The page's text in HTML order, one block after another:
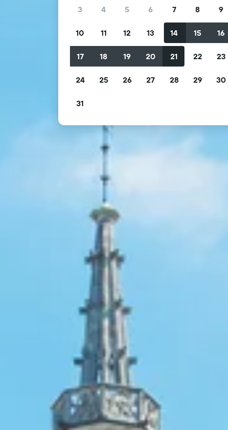
3 4 5 6 7 8 9
10 11 12 13 14 15 16
17 18 19 20 21 22 23
24 25 26 27 28 29 30
31